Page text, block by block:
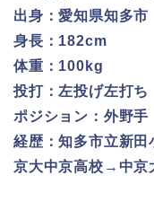
出身：愛知県知多市
身長：182cm
体重：100kg
投打：左投げ左打ち
ポジション：外野手
経歴：知多市立新
京大中京高校→中京